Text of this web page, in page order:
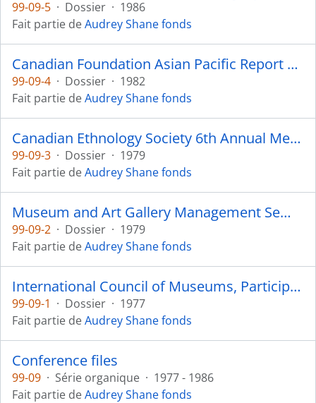
99-09-5 · Dossier · 1986
Fait partie deAudrey Shane fonds
Canadian Foundation Asian Pacific Report 1982
99-09-4 · Dossier · 1982
Fait partie deAudrey Shane fonds
Canadian Ethnology Society 6th Annual Meeting - 1979
99-09-3 · Dossier · 1979
Fait partie deAudrey Shane fonds
Museum and Art Gallery Management Seminar - 1979
99-09-2 · Dossier · 1979
Fait partie deAudrey Shane fonds
International Council of Museums, Participants - Russia 1977
99-09-1 · Dossier · 1977
Fait partie deAudrey Shane fonds
Conference files
99-09 · Série organique · 1977 - 1986
Fait partie deAudrey Shane fonds